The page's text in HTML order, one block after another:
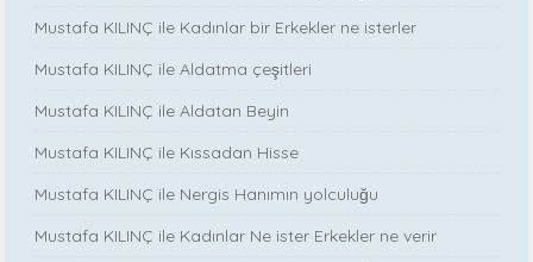
Mustafa KILINÇ ile Kadınlar bir Erkekler ne isterler
Mustafa KILINÇ ile Aldatma çeşitleri
Mustafa KILINÇ ile Aldatan Beyin
Mustafa KILINÇ ile Kıssadan Hisse
Mustafa KILINÇ ile Nergis Hanımın yolculuğu
Mustafa KILINÇ ile Kadınlar Ne ister Erkekler ne verir